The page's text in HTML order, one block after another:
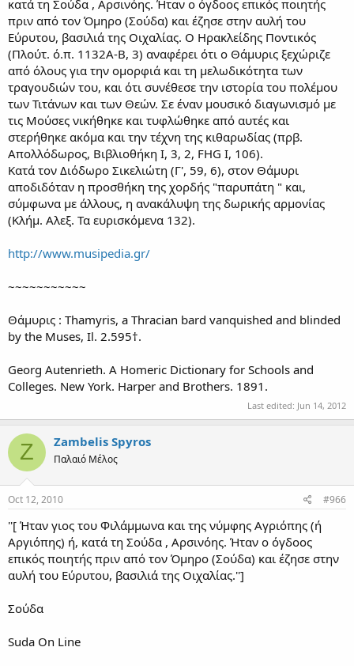
κατά τη Σούδα , Αρσινόης. Ήταν ο όγδοος επικός ποιητής
πριν από τον Όμηρο (Σούδα) και έζησε στην αυλή του
Εύρυτου, βασιλιά της Οιχαλίας. Ο Ηρακλείδης Ποντικός
(Πλούτ. ό.π. 1132Α-Β, 3) αναφέρει ότι ο Θάμυρις ξεχώριζε
από όλους για την ομορφιά και τη μελωδικότητα των
τραγουδιών του, και ότι συνέθεσε την ιστορία του πολέμου
των Τιτάνων και των Θεών. Σε έναν μουσικό διαγωνισμό με
τις Μούσες νικήθηκε και τυφλώθηκε από αυτές και
στερήθηκε ακόμα και την τέχνη της κιθαρωδίας (πρβ.
Απολλόδωρος, Βιβλιοθήκη Ι, 3, 2, FHG Ι, 106).
Κατά τον Διόδωρο Σικελιώτη (Γ', 59, 6), στον Θάμυρι
αποδιδόταν η προσθήκη της χορδής "παρυπάτη " και,
σύμφωνα με άλλους, η ανακάλυψη της δωρικής αρμονίας
(Κλήμ. Αλεξ. Τα ευρισκόμενα 132).
http://www.musipedia.gr/
~~~~~~~~~~~
Θάμυρις : Thamyris, a Thracian bard vanquished and blinded
by the Muses, Il. 2.595†.
Georg Autenrieth. A Homeric Dictionary for Schools and
Colleges. New York. Harper and Brothers. 1891.
Last edited: Jun 14, 2012
Z Zambelis Spyros
Παλαιό Μέλος
Oct 12, 2010 #966
''[ Ήταν γιος του Φιλάμμωνα και της νύμφης Αγριόπης (ή
Αργιόπης) ή, κατά τη Σούδα , Αρσινόης. Ήταν ο όγδοος
επικός ποιητής πριν από τον Όμηρο (Σούδα) και έζησε στην
αυλή του Εύρυτου, βασιλιά της Οιχαλίας.'']
Σούδα
Suda On Line